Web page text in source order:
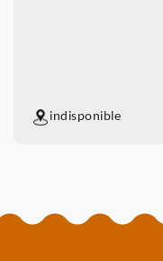
indisponible